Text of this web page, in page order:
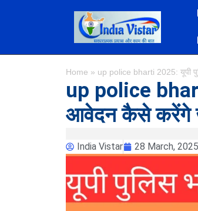
Home » up police bharti 2025: यूपी
up police
आवेदन कैसे करेंगे
India Vistar 28 March, 2025